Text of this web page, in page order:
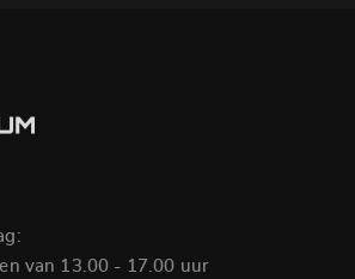
van 13.00 - 17.00 uur